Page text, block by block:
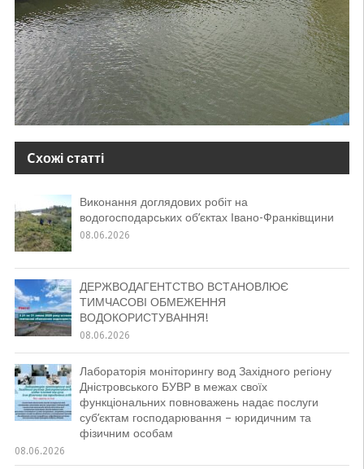
Cхожі статті
Виконання доглядових робіт на
водогосподарських об’єктах Івано-Франківщини
08.06.2026
ДЕРЖВОДАГЕНТСТВО ВСТАНОВЛЮЄ
ТИМЧАСОВІ ОБМЕЖЕННЯ
ВОДОКОРИСТУВАННЯ!
08.06.2026
Лабораторія моніторингу вод Західного регіону
Дністровського БУВР в межах своїх
функціональних повноважень надає послуги
суб’єктам господарювання – юридичним та
фізичним особам
08.06.2026